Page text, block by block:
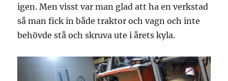
igen. Men visst var man glad att ha en verkstad
så man fick in både traktor och vagn och inte
behövde stå och skruva ute i årets kyla.